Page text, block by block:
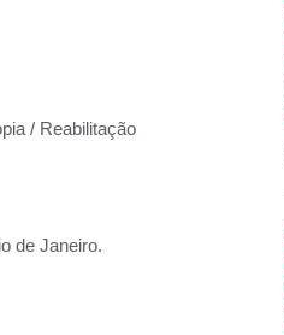
/ Reabilitação
de Janeiro.